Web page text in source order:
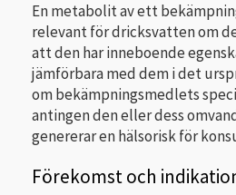
En metabolit av ett
relevant för dricksvatten om
att den har inneboende
jämförbara med dem i det
om bekämpningsmedlets
antingen den eller dess
genererar en hälsorisk för
Förekomst och